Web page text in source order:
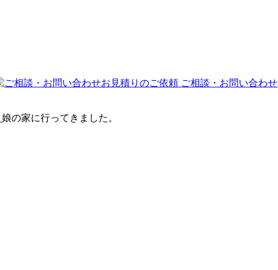
ご相談・お問い合わせ
娘の家に行ってきました。